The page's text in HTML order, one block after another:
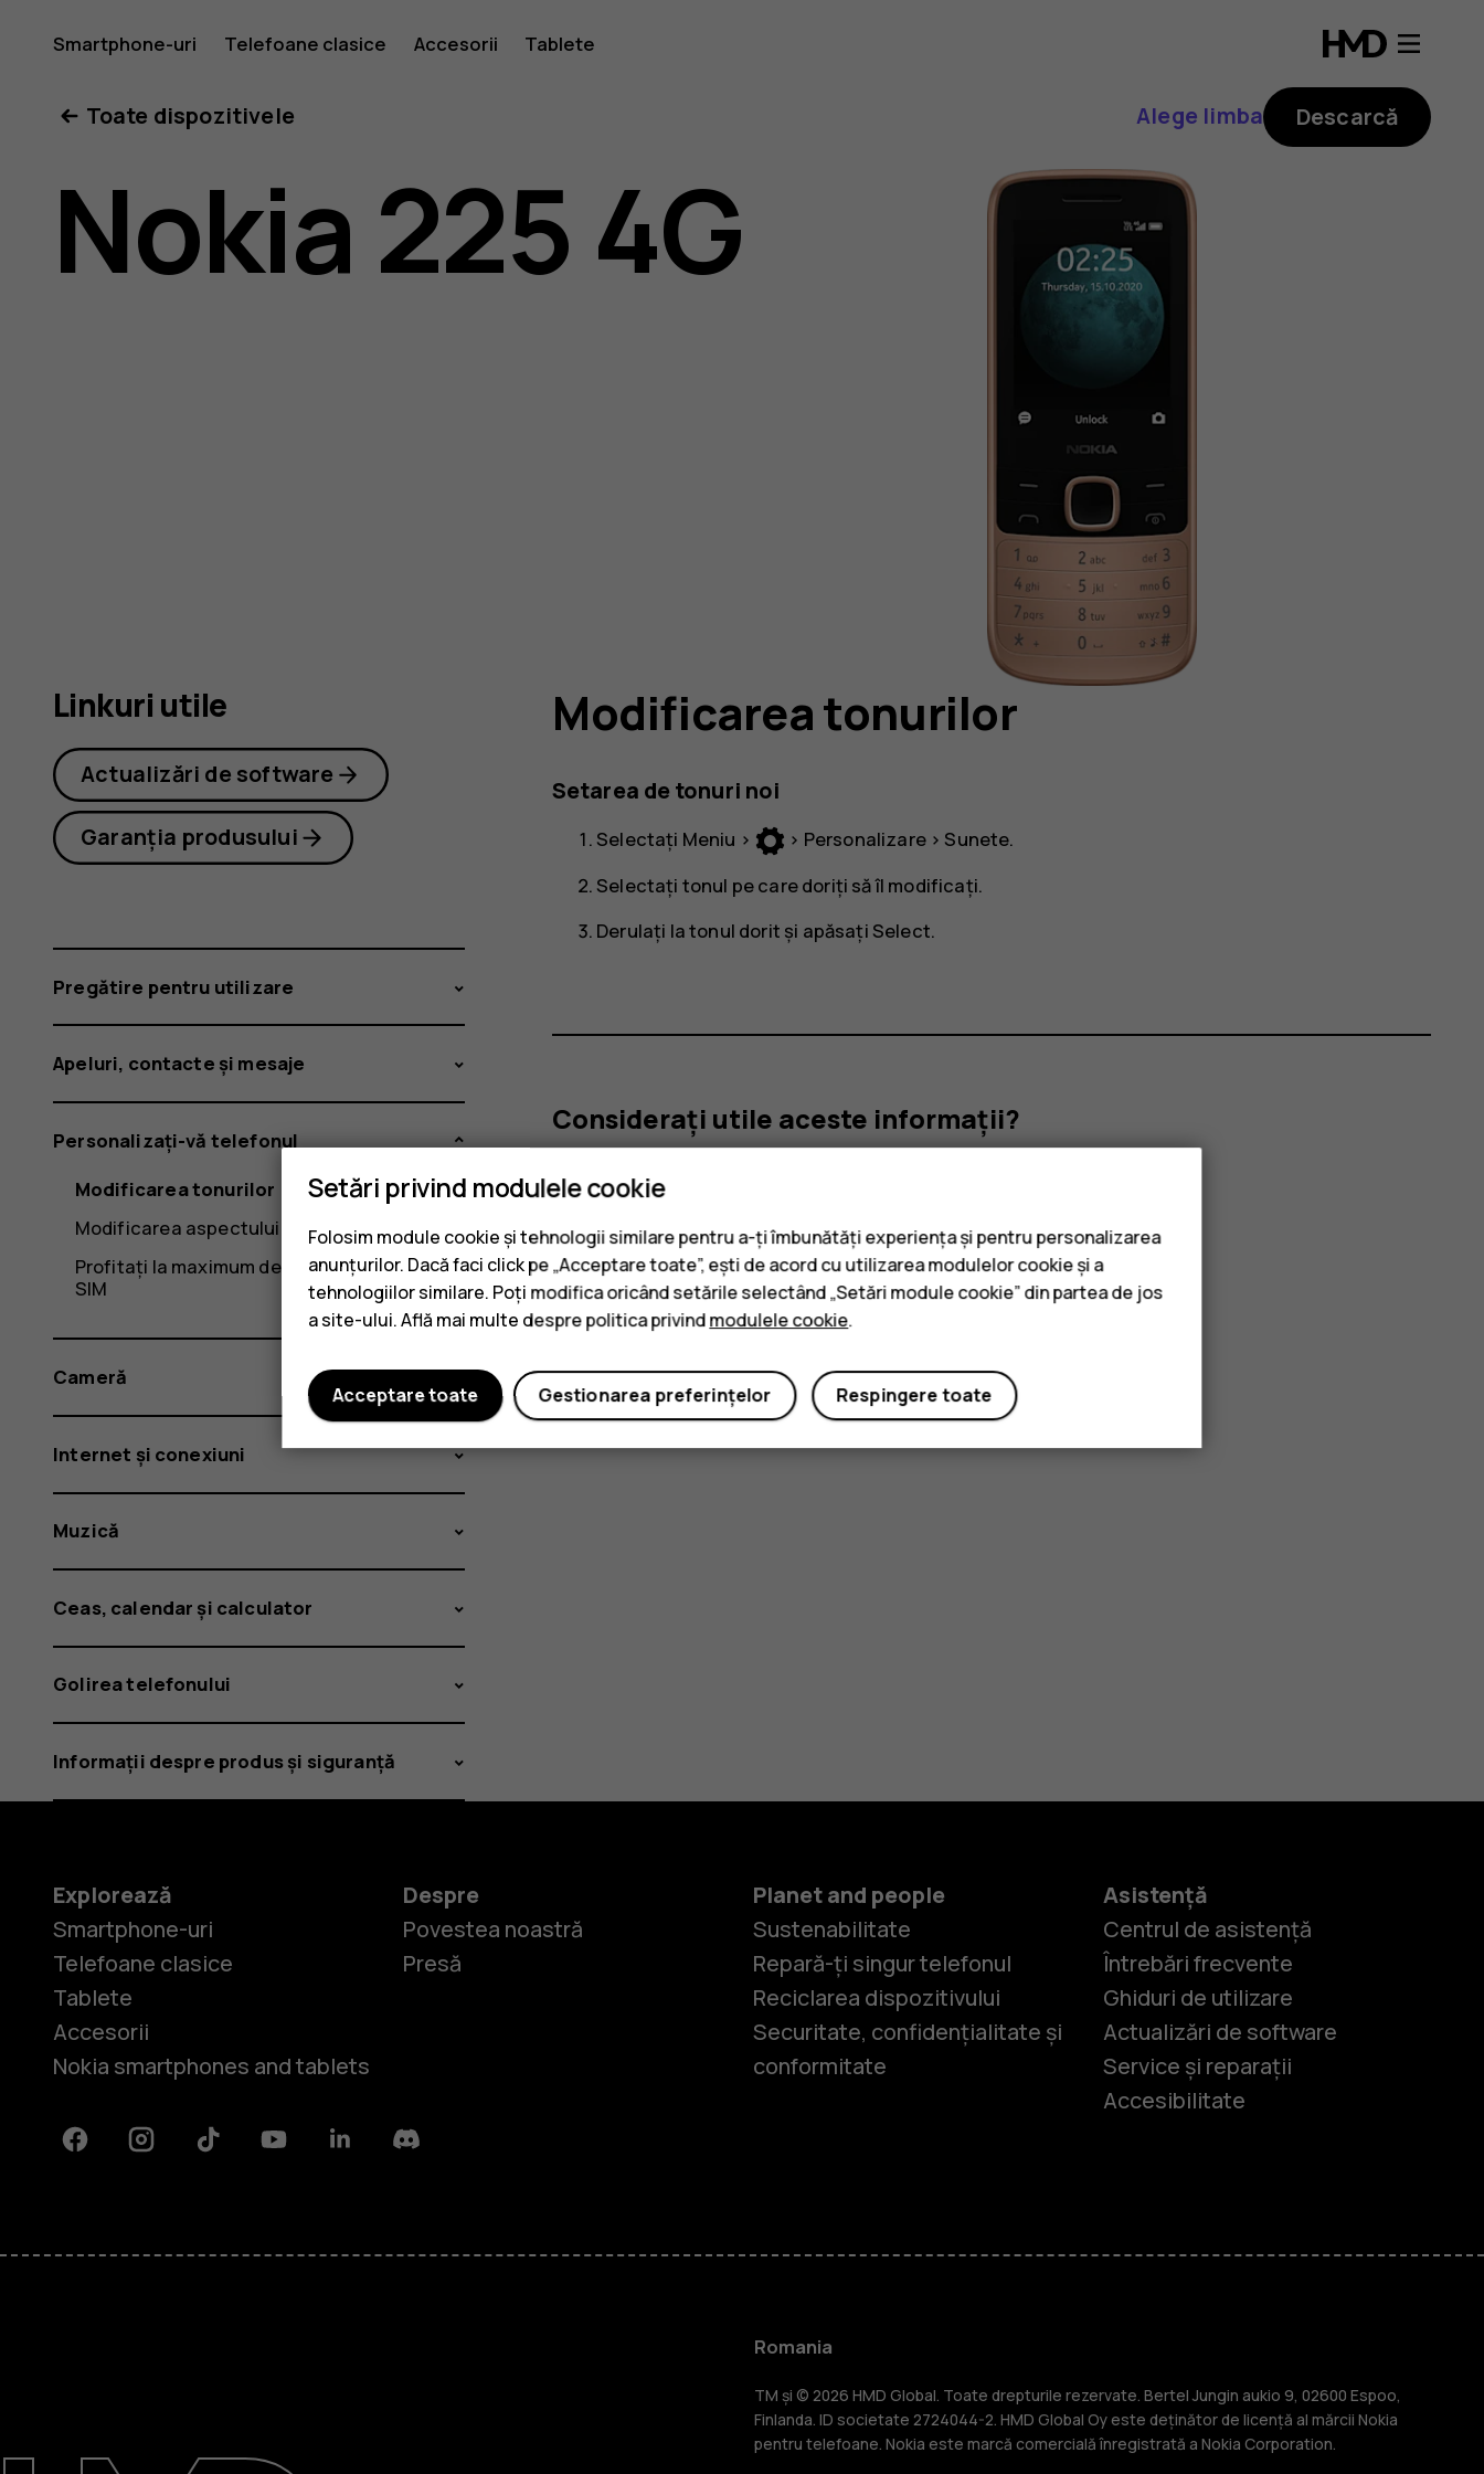
Ghid
de
utilizare
225
4G
Smartphone-uri Telefoane clasice Accesorii Tablete
Smartphone-uri
Telefoane clasice
Accesorii
Toate dispozitivele Alege limba Descarcă
Nokia 225 4G
Modificarea tonurilor
Setarea de tonuri noi
Selectați Meniu > > Personalizare> Sunete.
Selectați tonul pe care doriți să îl modificați.
Derulați la tonul dorit și apăsați Select.
Considerați utile aceste informații?
Da Nu
Linkuri utile
Actualizări de software
Garanția produsului
Pregătire pentru utilizare
Apeluri, contacte și mesaje
Personalizați-vă telefonul
Modificarea tonurilor
Modificarea aspectului ecranului de pornire
Profitați la maximum de cele două cartele
SIM
Cameră
Internet și conexiuni
Muzică
Ceas, calendar și calculator
Golirea telefonului
Informații despre produs și siguranță
Explorează
Smartphone-uri
Telefoane clasice
Tablete
Accesorii
Nokia smartphones and tablets
Despre
Povestea noastră
Presă
Planet and people
Sustenabilitate
Repară-ți singur telefonul
Reciclarea dispozitivului
Securitate, confidențialitate și
conformitate
Asistență
Centrul de asistență
Întrebări frecvente
Ghiduri de utilizare
Actualizări de software
Service și reparații
Accesibilitate
FacebookInstagramTiktok YoutubeLinkedinDiscord
Romania
TM și © 2026 HMD Global. Toate drepturile rezervate. Bertel Jungin aukio 9, 02600 Espoo,
Finlanda. ID societate 2724044-2. HMD Global Oy este deținător de licență al mărcii Nokia
pentru telefoane. Nokia este marcă comercială înregistrată a Nokia Corporation.
Setări privind modulele cookie
Folosim module cookie și tehnologii similare pentru a-ți îmbunătăți experiența și pentru personalizarea
anunțurilor. Dacă faci click pe „Acceptare toate”, ești de acord cu utilizarea modulelor cookie și a
tehnologiilor similare. Poți modifica oricând setările selectând „Setări module cookie” din partea de jos
a site-ului. Află mai multe despre politica privindmodulele cookie.
Respingere toate
Gestionarea preferințelor
Acceptare toate